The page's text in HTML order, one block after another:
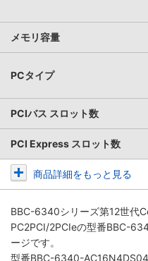
メモリ容量
PCタイプ
PCIバス スロット数
PCI Express スロット数
商品詳細をもっと見る
BBC-6340シリーズ第12世代
PC2PCI/2PCIeの型番BBC-
ージです。
型番BBC-6340-